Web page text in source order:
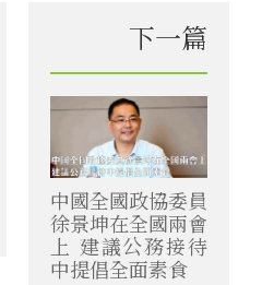
下一篇
中國全國政協委員
徐景坤在全國兩會
上 建議公務接待
中提倡全面素食